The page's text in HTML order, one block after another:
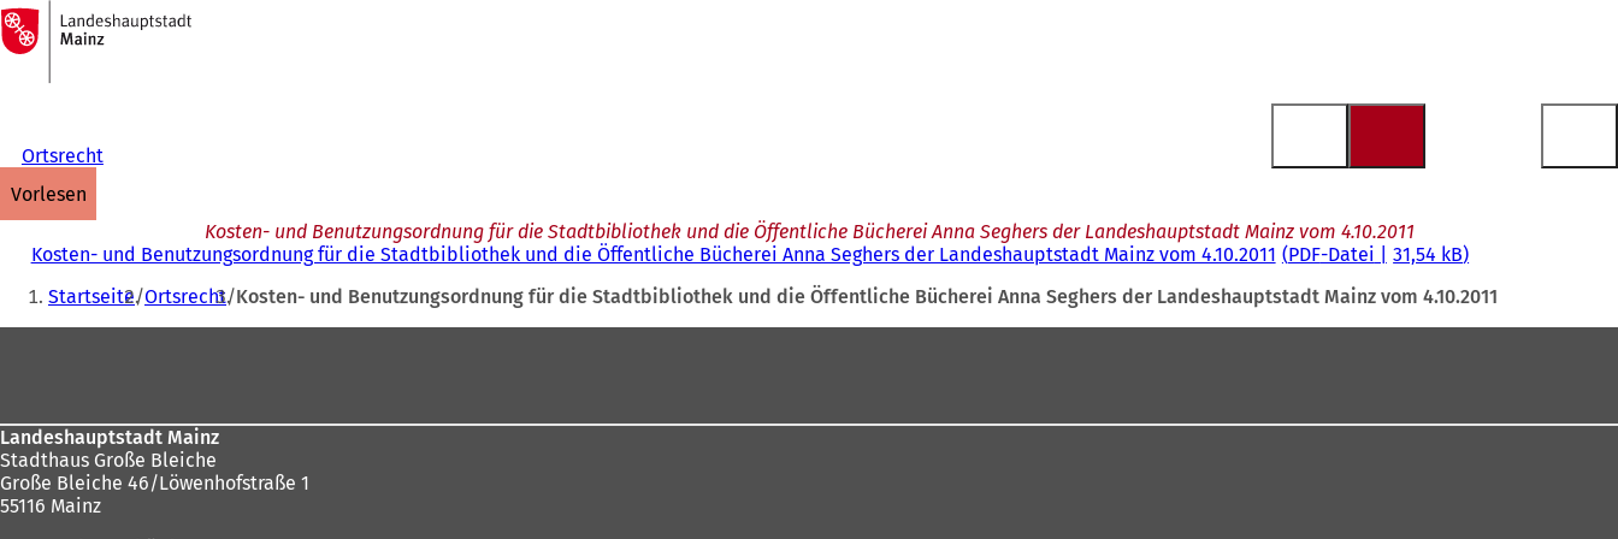
Inhalt anspringen
Zur
Startseite
Ortsrecht
vorlesen
Kosten- und Benutzungsordnung für die Stadtbibliothek und die Öffentliche Bücherei Anna Seghers der Landeshauptstadt Mainz vom 4.10.2011
Kosten- und Benutzungsordnung für die Stadtbibliothek und die Öffentliche Bücherei Anna Seghers der Landeshauptstadt Mainz vom 4.10.2011 PDF-Datei 31,54 kB
Sie
befinden
Startseite Ortsrecht Kosten- und Benutzungsordnung für die Stadtbibliothek und die Öffentliche Bücherei Anna Seghers der Landeshauptstadt Mainz vom 4.10.2011
Landeshauptstadt Mainz
Stadthaus Große Bleiche
Große Bleiche 46/Löwenhofstraße 1
55116 Mainz